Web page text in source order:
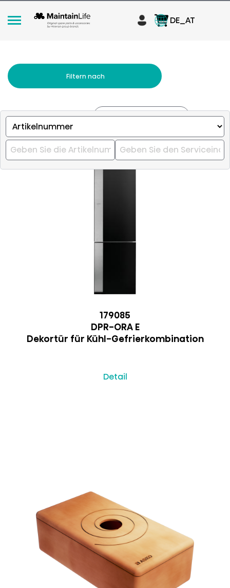
DE_AT
Filtern nach
Sortieren nach Relevanz
179085
DPR-ORA E
Dekortür für Kühl-Gefrierkombination
Detail